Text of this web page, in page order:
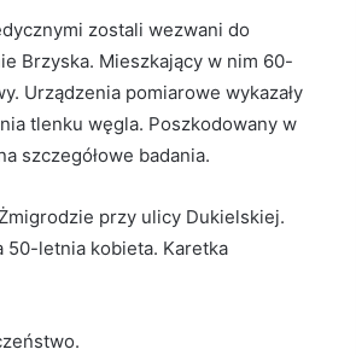
zostali wezwani do
Brzyska. Mieszkający w nim 60-
Urządzenia pomiarowe wykazały
tlenku węgla. Poszkodowany w
szczegółowe badania.
przy ulicy Dukielskiej.
50-letnia kobieta. Karetka